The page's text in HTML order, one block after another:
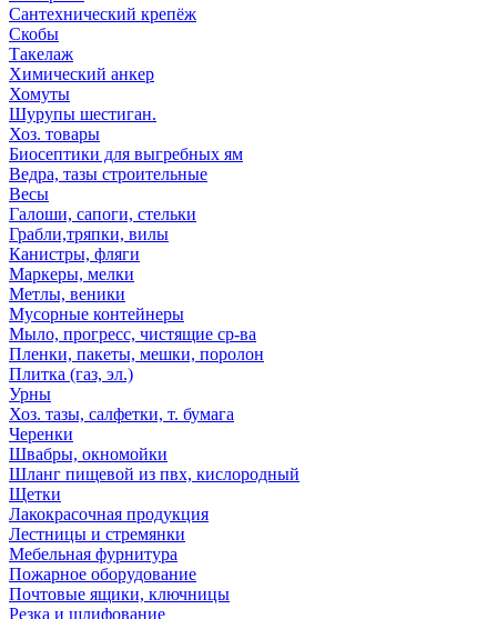
Сантехнический крепёж
Скобы
Такелаж
Химический анкер
Хомуты
Шурупы шестиган.
Хоз. товары
Биосептики для выгребных ям
Ведра, тазы строительные
Весы
Галоши, сапоги, стельки
Грабли,тряпки, вилы
Канистры, фляги
Маркеры, мелки
Метлы, веники
Мусорные контейнеры
Мыло, прогресс, чистящие ср-ва
Пленки, пакеты, мешки, поролон
Плитка (газ, эл.)
Урны
Хоз. тазы, салфетки, т. бумага
Черенки
Швабры, окномойки
Шланг пищевой из пвх, кислородный
Щетки
Лакокрасочная продукция
Лестницы и стремянки
Мебельная фурнитура
Пожарное оборудование
Почтовые ящики, ключницы
Резка и шлифование